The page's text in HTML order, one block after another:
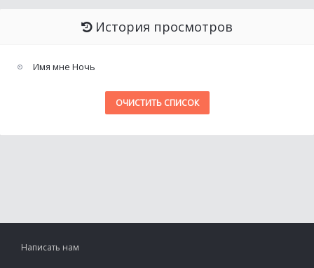
История просмотров
Имя мне Ночь
ОЧИСТИТЬ СПИСОК
Написать нам